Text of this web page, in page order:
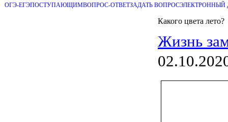
ОГЭ-ЕГЭПОСТУПАЮЩИМВОПРОС-ОТВЕТЗАДАТЬ ВОПРОСЭЛЕКТРОННЫЙ
Какого цвета лето?
Жизнь